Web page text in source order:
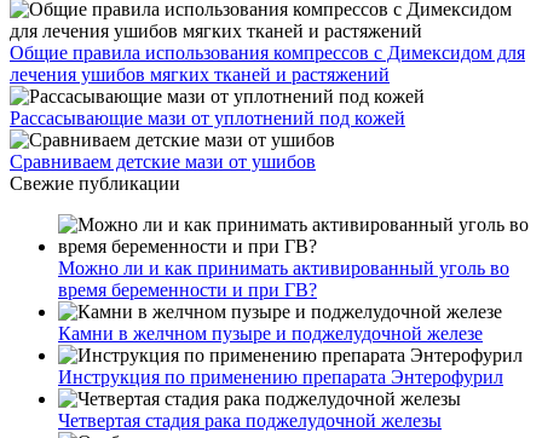
Общие правила использования компрессов с Димексидом для
лечения ушибов мягких тканей и растяжений
Рассасывающие мази от уплотнений под кожей
Сравниваем детские мази от ушибов
Свежие публикации
Можно ли и как принимать активированный уголь во
время беременности и при ГВ?
Камни в желчном пузыре и поджелудочной железе
Инструкция по применению препарата Энтерофурил
Четвертая стадия рака поджелудочной железы